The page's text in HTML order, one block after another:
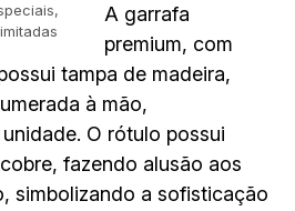
A garrafa
premium, com
tampa de madeira,
à mão,
O rótulo possui
fazendo alusão aos
simbolizando a sofisticação